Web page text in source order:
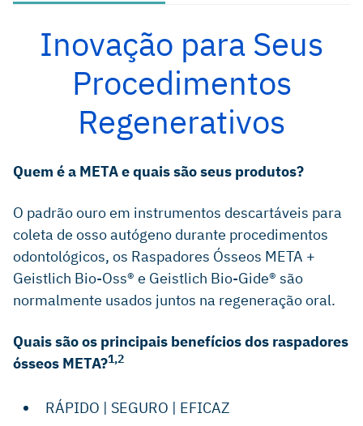
Inovação para Seus
Procedimentos
Regenerativos
Quem é a META e quais são seus produtos?
O padrão ouro em instrumentos descartáveis ​​para
coleta de osso autógeno durante procedimentos
odontológicos, os Raspadores Ósseos META +
Geistlich Bio-Oss® e Geistlich Bio-Gide® são
normalmente usados ​​juntos na regeneração oral.
Quais são os principais benefícios dos raspadores
ósseos META?1,2
RÁPIDO | SEGURO | EFICAZ